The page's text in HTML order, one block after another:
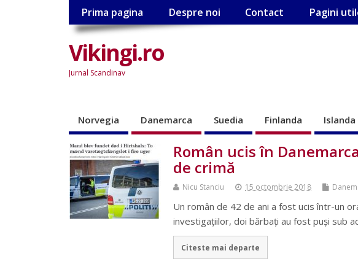
Prima pagina Despre noi Contact Pagini
Vikingi.ro
Jurnal Scandinav
Norvegia Danemarca Suedia Finlanda Islanda
Român ucis în
de crimă
Nicu Stanciu 15 octombrie 2018
Un român de 42 de ani a fost ucis într-un
investigaţiilor, doi bărbaţi au fost puşi sub
Citeste mai departe